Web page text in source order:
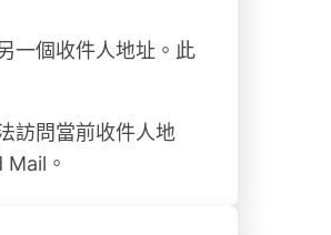
一個收件人地址。此
訪問當前收件人地
。